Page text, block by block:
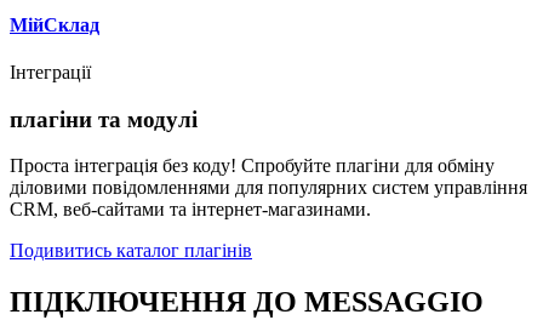
МійСклад
Інтеграції
плагіни та модулі
Проста інтеграція без коду! Спробуйте плагіни для обміну
діловими повідомленнями для популярних систем управління
CRM, веб-сайтами та інтернет-магазинами.
Подивитись каталог плагінів
ПІДКЛЮЧЕННЯ ДО MESSAGGIO